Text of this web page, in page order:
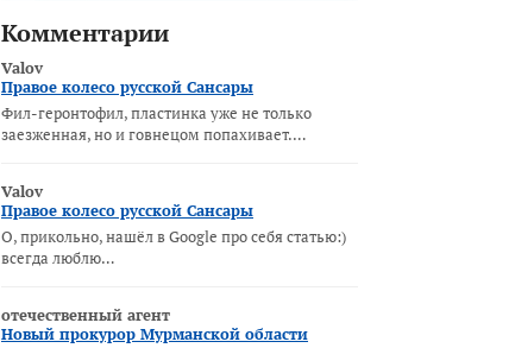
Комментарии
Valov
Правое колесо русской Сансары
Фил-геронтофил, пластинка уже не только
заезженная, но и говнецом попахивает.…
Valov
Правое колесо русской Сансары
О, прикольно, нашёл в Google про себя статью:)
всегда люблю…
отечественный агент
Новый прокурор Мурманской области